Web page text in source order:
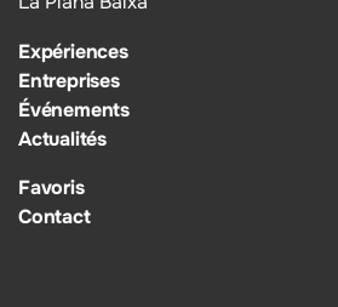
Expériences
Entreprises
Événements
Actualités
Favoris
Contact